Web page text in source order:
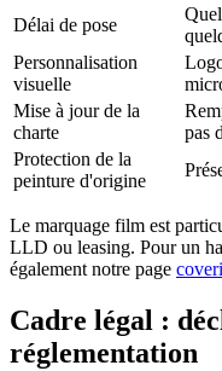
Délai de pose
Personnalisation
visuelle
Mise à jour de la
charte
pas
Protection de la
peinture d'origine
Le marquage film est
LLD ou leasing. Pour un
également notre page
Cadre légal :
réglementation